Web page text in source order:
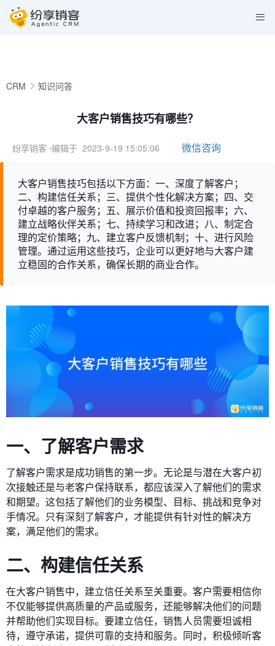
CRM 知识问答
大客户销售技巧有哪些？
纷享销客 ⋅编辑于 2023-9-19 15:05:06 微信咨询
大客户销售技巧包括以下方面：一、深度了解客户；
二、构建信任关系；三、提供个性化解决方案；四、交
付卓越的客户服务；五、展示价值和投资回报率；六、
建立战略伙伴关系；七、持续学习和改进；八、制定合
理的定价策略；九、建立客户反馈机制；十、进行风险
管理。通过运用这些技巧，企业可以更好地与大客户建
立稳固的合作关系，确保长期的商业合作。
一、了解客户需求
了解客户需求是成功销售的第一步。无论是与潜在大客户初
次接触还是与老客户保持联系，都应该深入了解他们的需求
和期望。这包括了解他们的业务模型、目标、挑战和竞争对
手情况。只有深刻了解客户，才能提供有针对性的解决方
案，满足他们的需求。
二、构建信任关系
在大客户销售中，建立信任关系至关重要。客户需要相信你
不仅能够提供高质量的产品或服务，还能够解决他们的问题
并帮助他们实现目标。要建立信任，销售人员需要坦诚相
待，遵守承诺，提供可靠的支持和服务。同时，积极倾听客